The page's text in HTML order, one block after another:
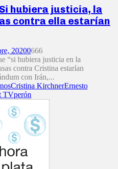
hubiera justicia, la
contra ella estarían
20200666
“si hubiera justicia en la
contra Cristina estarían
con Irán,...
Cristina KirchnerErnesto
TVperón